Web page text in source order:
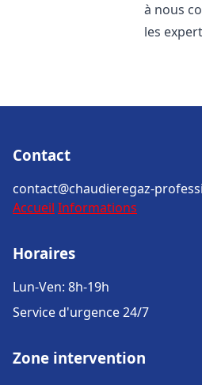
à nous
les
Contact
contact@chaudieregaz-
Accueil Informations
Horaires
Lun-Ven: 8h-19h
Service d'urgence 24/7
Zone intervention